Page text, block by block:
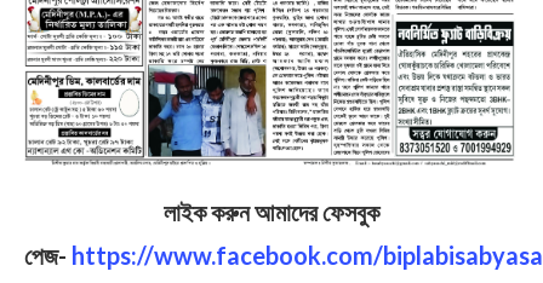
লাইক করুন আমাদের ফেসবুক
পেজ- https://www.facebook.com/